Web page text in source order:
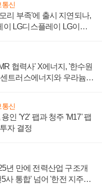
통신
리 부족'에 출시 지연되나,
이 LG디스플레이 LG이노
협력사' X에너지, '한수원
트러스에너지와 우라늄
통신
인 'Y2' 팹과 청주 'M17' 팹
자 결정
년 만에 전력산업 구조개
사 통합' 넘어 '한전 지주사'